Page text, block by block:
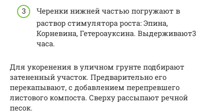
Черенки нижней частью погружают в
раствор стимулятора роста: Эпина,
Корневина, Гетероауксина. Выдерживают3
часа.
Для укоренения в уличном грунте подбирают
затененный участок. Предварительно его
перекапывают, с добавлением перепревшего
листового компоста. Сверху рассыпают речной
песок.